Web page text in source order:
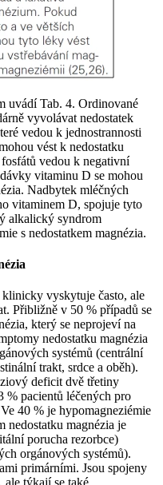
uvádí Tab. 4. Ordinované
vyvolávat nedostatek
vedou k jednostrannosti
vést k nedostatku
vedou k negativní
vitaminu D se mohou
Nadbytek mléčných
vitaminem D, spojuje tyto
alkalický syndrom
s nedostatkem magnézia.
klinicky vyskytuje často, ale
Přibližně v 50 % případů se
který se neprojeví na
nedostatku magnézia
systémů (centrální
trakt, srdce a oběh).
deficit dvě třetiny
% pacientů léčených pro
40 % je hypomagneziémie
nedostatku magnézia je
porucha rezorbce)
orgánových systémů).
primárními. Jsou spojeny